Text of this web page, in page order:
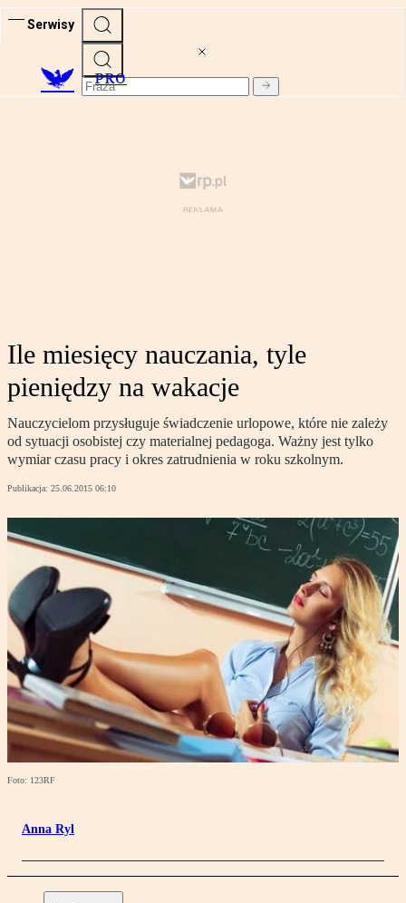
Serwisy
PRO
Ile miesięcy nauczania, tyle
pieniędzy na wakacje
Nauczycielom przysługuje świadczenie urlopowe, które nie zależy
od sytuacji osobistej czy materialnej pedagoga. Ważny jest tylko
wymiar czasu pracy i okres zatrudnienia w roku szkolnym.
Publikacja: 25.06.2015 06:10
Foto: 123RF
Anna Ryl